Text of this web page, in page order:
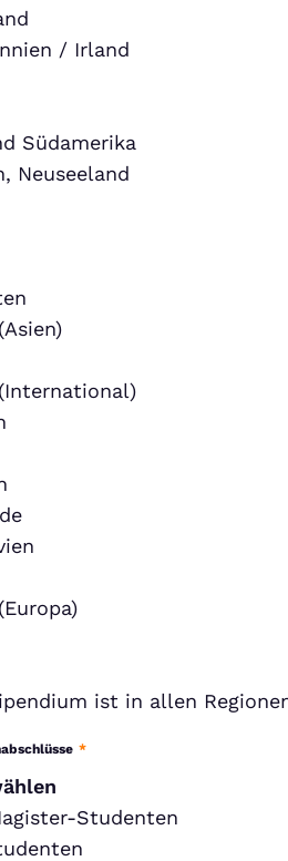
/ Irland
Südamerika
Neuseeland
ist in allen
*
Studenten